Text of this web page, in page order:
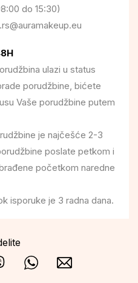
do 15:30)
ulazi u status
porudžbine, bićete
Vaše porudžbine putem
je najčešće 2-3
poslate petkom i
početkom naredne
isporuke je 3 radna dana.